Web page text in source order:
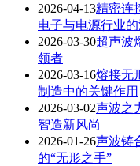
2026-04-13精密连
电子与电源行业
2026-03-30超声波
领者
2026-03-16熔接无
制造中的关键作用
2026-03-02声波之
智造新风尚
2026-01-26声波铸
的“无形之手”